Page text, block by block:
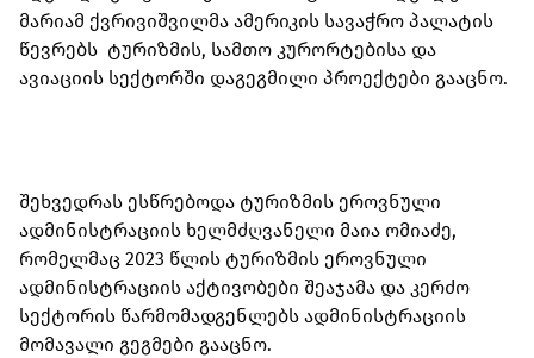
მარიამ ქვრივიშვილმა ამერიკის სავაჭრო პალატის
წევრებს ტურიზმის, სამთო კურორტებისა და
ავიაციის სექტორში დაგეგმილი პროექტები გააცნო.
შეხვედრას ესწრებოდა ტურიზმის ეროვნული
ადმინისტრაციის ხელმძღვანელი მაია ომიაძე,
რომელმაც 2023 წლის ტურიზმის ეროვნული
ადმინისტრაციის აქტივობები შეაჯამა და კერძო
სექტორის წარმომადგენლებს ადმინისტრაციის
მომავალი გეგმები გააცნო.